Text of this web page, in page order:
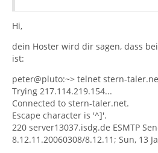
Hi,
dein Hoster wird dir sagen, dass
ist:
peter@pluto:~> telnet stern-
Trying 217.114.219.154...
Connected to stern-taler.net.
Escape character is '^]'.
220 server13037.isdg.de ESMTP
8.12.11.20060308/8.12.11; Sun, 13